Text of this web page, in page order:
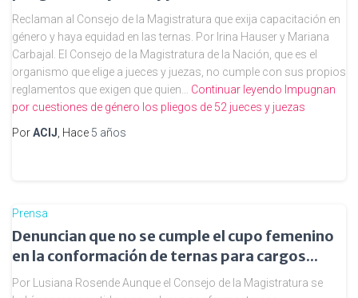
Reclaman al Consejo de la Magistratura que exija capacitación en
género y haya equidad en las ternas. Por Irina Hauser y Mariana
Carbajal. El Consejo de la Magistratura de la Nación, que es el
organismo que elige a jueces y juezas, no cumple con sus propios
reglamentos que exigen que quien… Continuar leyendo Impugnan
por cuestiones de género los pliegos de 52 jueces y juezas
PorACIJ , Hace 5 años
Prensa
Denuncian que no se cumple el cupo femenino
en la conformación de ternas para cargos...
Por Lusiana Rosende Aunque el Consejo de la Magistratura se